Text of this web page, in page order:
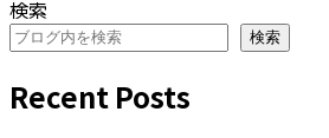
検索
検索
Recent Posts